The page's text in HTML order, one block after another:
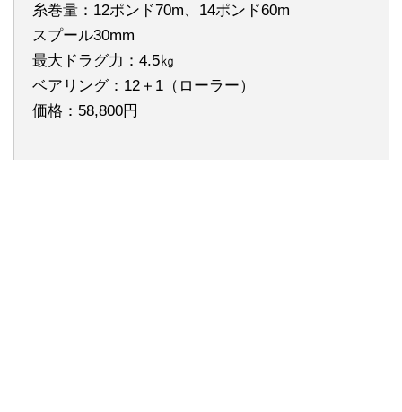
糸巻量：12ポンド70m、14ポンド60m
スプール30mm
最大ドラグ力：4.5㎏
ベアリング：12＋1（ローラー）
価格：58,800円